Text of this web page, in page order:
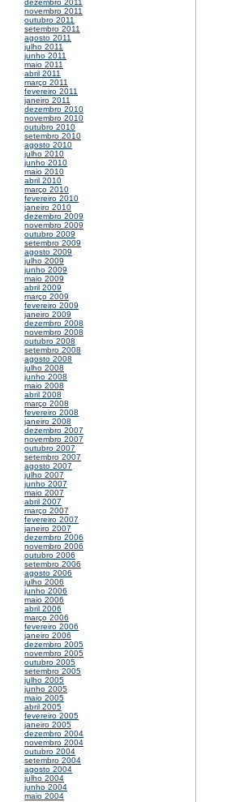
dezembro 2011
novembro 2011
outubro 2011
setembro 2011
agosto 2011
julho 2011
junho 2011
maio 2011
abril 2011
março 2011
fevereiro 2011
janeiro 2011
dezembro 2010
novembro 2010
outubro 2010
setembro 2010
agosto 2010
julho 2010
junho 2010
maio 2010
abril 2010
março 2010
fevereiro 2010
janeiro 2010
dezembro 2009
novembro 2009
outubro 2009
setembro 2009
agosto 2009
julho 2009
junho 2009
maio 2009
abril 2009
março 2009
fevereiro 2009
janeiro 2009
dezembro 2008
novembro 2008
outubro 2008
setembro 2008
agosto 2008
julho 2008
junho 2008
maio 2008
abril 2008
março 2008
fevereiro 2008
janeiro 2008
dezembro 2007
novembro 2007
outubro 2007
setembro 2007
agosto 2007
julho 2007
junho 2007
maio 2007
abril 2007
março 2007
fevereiro 2007
janeiro 2007
dezembro 2006
novembro 2006
outubro 2006
setembro 2006
agosto 2006
julho 2006
junho 2006
maio 2006
abril 2006
março 2006
fevereiro 2006
janeiro 2006
dezembro 2005
novembro 2005
outubro 2005
setembro 2005
julho 2005
junho 2005
maio 2005
abril 2005
fevereiro 2005
janeiro 2005
dezembro 2004
novembro 2004
outubro 2004
setembro 2004
agosto 2004
julho 2004
junho 2004
maio 2004